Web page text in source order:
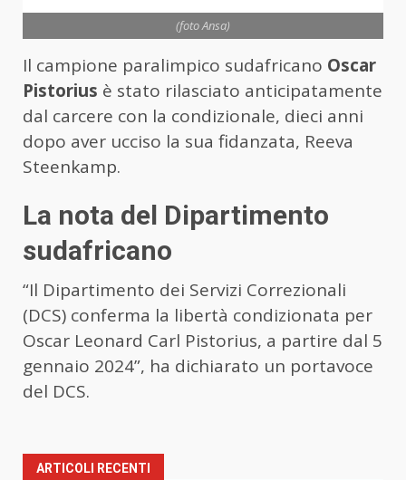
(foto Ansa)
Il campione paralimpico sudafricano Oscar
Pistorius è stato rilasciato anticipatamente
dal carcere con la condizionale, dieci anni
dopo aver ucciso la sua fidanzata, Reeva
Steenkamp.
La nota del Dipartimento
sudafricano
“Il Dipartimento dei Servizi Correzionali
(DCS) conferma la libertà condizionata per
Oscar Leonard Carl Pistorius, a partire dal 5
gennaio 2024”, ha dichiarato un portavoce
del DCS.
ARTICOLI RECENTI